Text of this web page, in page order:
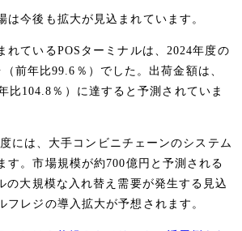
は今後も拡大が見込まれています。
れているPOSターミナルは、2024年度の
前年比99.6％）でした。出荷金額は、
比104.8％）に達すると予測されていま
には、大手コンビニチェーンのシステム
す。市場規模が約700億円と予測される
の大規模な入れ替え需要が発生する見込
フレジの導入拡大が予想されます。